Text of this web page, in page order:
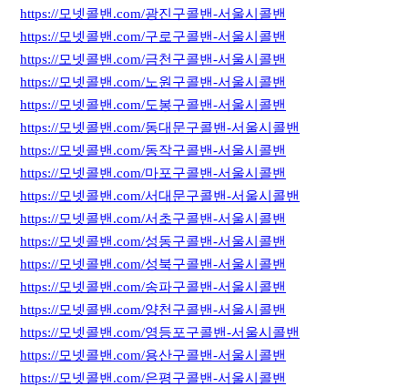
https://모넷콜밴.com/광진구콜밴-서울시콜밴
https://모넷콜밴.com/구로구콜밴-서울시콜밴
https://모넷콜밴.com/금천구콜밴-서울시콜밴
https://모넷콜밴.com/노원구콜밴-서울시콜밴
https://모넷콜밴.com/도봉구콜밴-서울시콜밴
https://모넷콜밴.com/동대문구콜밴-서울시콜밴
https://모넷콜밴.com/동작구콜밴-서울시콜밴
https://모넷콜밴.com/마포구콜밴-서울시콜밴
https://모넷콜밴.com/서대문구콜밴-서울시콜밴
https://모넷콜밴.com/서초구콜밴-서울시콜밴
https://모넷콜밴.com/성동구콜밴-서울시콜밴
https://모넷콜밴.com/성북구콜밴-서울시콜밴
https://모넷콜밴.com/송파구콜밴-서울시콜밴
https://모넷콜밴.com/양천구콜밴-서울시콜밴
https://모넷콜밴.com/영등포구콜밴-서울시콜밴
https://모넷콜밴.com/용산구콜밴-서울시콜밴
https://모넷콜밴.com/은평구콜밴-서울시콜밴